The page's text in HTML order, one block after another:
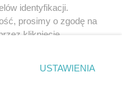
identyfikacji.
prosimy o zgodę na
kliknięcie
ustawień prywatności
strony
USTAWIENIA